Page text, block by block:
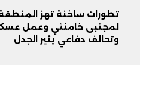
تطورات ساخنة تهز
لمجتبى خامنئي وعمل
وتحالف دفاعي يثير الجدل